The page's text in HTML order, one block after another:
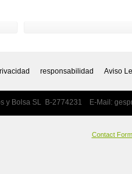
responsabilidad Aviso
y Bolsa SL B-2774231 E-Mail:
Contact Form